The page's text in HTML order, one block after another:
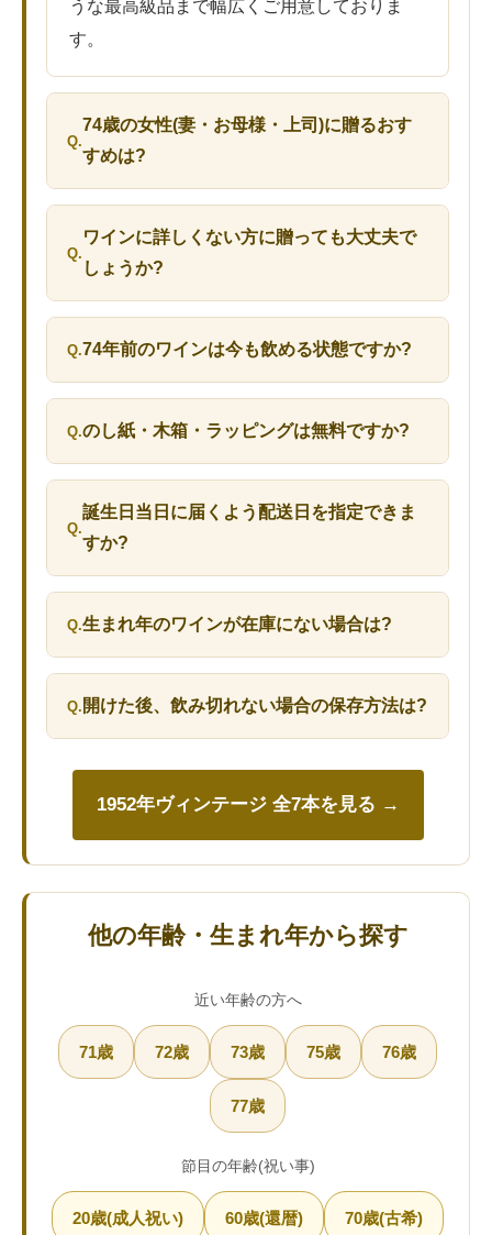
うな最高級品まで幅広くご用意しておりま
す。
74歳の女性(妻・お母様・上司)に贈るおす
すめは?
ワインに詳しくない方に贈っても大丈夫で
しょうか?
74年前のワインは今も飲める状態ですか?
のし紙・木箱・ラッピングは無料ですか?
誕生日当日に届くよう配送日を指定できま
すか?
生まれ年のワインが在庫にない場合は?
開けた後、飲み切れない場合の保存方法は?
1952年ヴィンテージ 全7本を見る →
他の年齢・生まれ年から探す
近い年齢の方へ
71歳 72歳 73歳 75歳 76歳
77歳
節目の年齢(祝い事)
20歳(成人祝い) 60歳(還暦) 70歳(古希)